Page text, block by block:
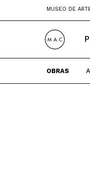
MUSEO DE
OBRAS